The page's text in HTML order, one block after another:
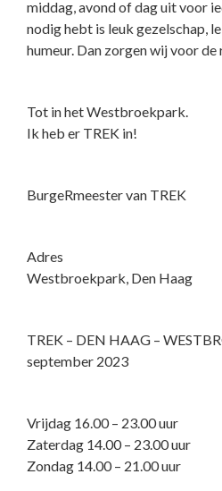
middag, avond of dag uit voor
nodig hebt is leuk gezelschap,
humeur. Dan zorgen wij voor de
Tot in het Westbroekpark.
Ik heb er TREK in!
BurgeRmeester van TREK
Adres
Westbroekpark, Den Haag
TREK – DEN HAAG –
september 2023
Vrijdag 16.00 – 23.00 uur
Zaterdag 14.00 – 23.00 uur
Zondag 14.00 – 21.00 uur